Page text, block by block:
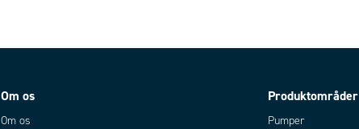
Om os
Om os
Produktområder
Pumper